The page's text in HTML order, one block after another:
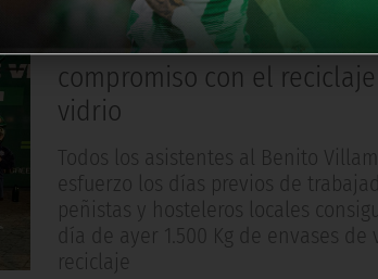
AREA SOCIAL Hace 4 años
Más de 500 aficionados
compromiso con el
vidrio
Todos los asistentes al Benito
esfuerzo los días previos de
peñistas y hosteleros locales
día de ayer 1.500 Kg de envases de
reciclaje